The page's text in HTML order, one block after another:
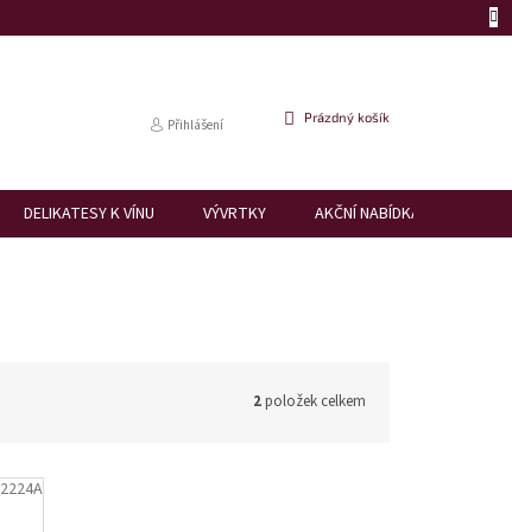
Přihlášení
NÁKUPNÍ
Prázdný košík
DELIKATESY K VÍNU VÝVRTKY AKČNÍ NABÍDKA
2položek celkem
2224A